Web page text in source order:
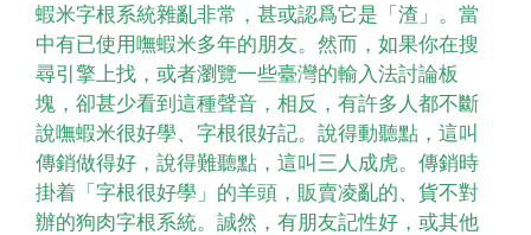
蝦米字根系統雜亂非常，甚或認爲它是「渣」。當
中有已使用嘸蝦米多年的朋友。然而，如果你在搜
尋引擎上找，或者瀏覽一些臺灣的輸入法討論板
塊，卻甚少看到這種聲音，相反，有許多人都不斷
說嘸蝦米很好學、字根很好記。說得動聽點，這叫
傳銷做得好，說得難聽點，這叫三人成虎。傳銷時
掛着「字根很好學」的羊頭，販賣凌亂的、貨不對
辦的狗肉字根系統。誠然，有朋友記性好，或其他